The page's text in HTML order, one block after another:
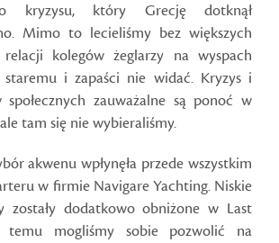
kryzysu, który Grecję dotknął
Mimo to lecieliśmy bez większych
kolegów żeglarzy na wyspach
i zapaści nie widać. Kryzys i
zauważalne są ponoć w
tam się nie wybieraliśmy.
akwenu wpłynęła przede wszystkim
w firmie Navigare Yachting. Niskie
zostały dodatkowo obniżone w Last
mogliśmy sobie pozwolić na